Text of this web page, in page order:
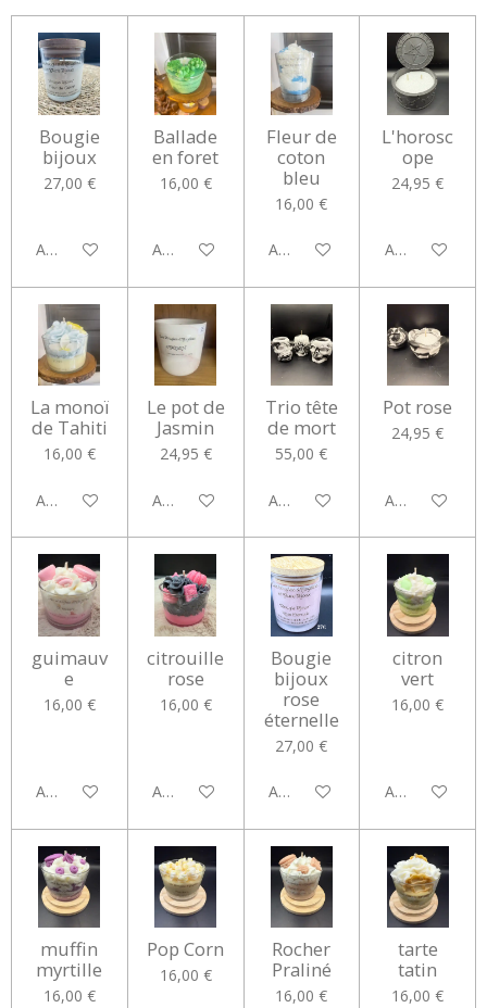
r
r
r
r
Bougie
bijoux
27,00 €
Ajouter au panier
Ballade
en foret
16,00 €
Ajouter au panier
Fleur de
coton
bleu
16,00 €
Ajouter au panier
L'horosc
ope
24,95 €
Ajouter au
La monoï
de Tahiti
16,00 €
Ajouter au panier
Le pot de
Jasmin
24,95 €
Ajouter au panier
Trio tête
de mort
55,00 €
Ajouter au panier
Pot rose
24,95 €
Ajouter au
guimauv
e
16,00 €
Ajouter au panier
citrouille
rose
16,00 €
Ajouter au panier
Bougie
bijoux
rose
éternelle
27,00 €
Ajouter au panier
citron
vert
16,00 €
Ajouter au
muffin
myrtille
16,00 €
Pop Corn
16,00 €
Rocher
Praliné
16,00 €
tarte
tatin
16,00 €